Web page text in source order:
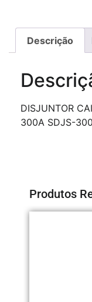
Descrição
DISJUNTOR
300A SDJS-300
Produtos